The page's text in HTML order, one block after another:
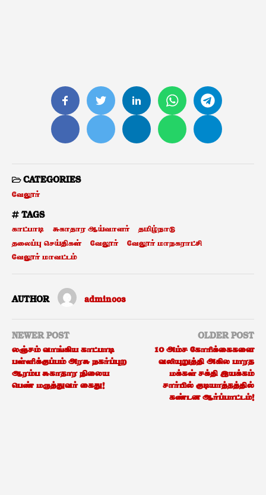
CATEGORIES
வேலூர்
TAGS
காட்பாடி சுகாதார ஆய்வாளர்
தமிழ்நாடு
தலைப்பு செய்திகள்
வேலூர்
வேலூர் மாநகராட்சி
வேலூர் மாவட்டம்
AUTHOR admin003
NEWER POST
லஞ்சம் வாங்கிய காட்பாடி
பள்ளிக்குப்பம் அரசு நகர்ப்புற
ஆரம்ப சுகாதார நிலைய
பெண் மருத்துவர் கைது!
OLDER POST
10 அம்ச கோரிக்கைகளை
வலியுறுத்தி அகில பாரத
மக்கள் சக்தி இயக்கம்
சார்பில் குடியாத்தத்தில்
கண்டன ஆர்ப்பாட்டம்!